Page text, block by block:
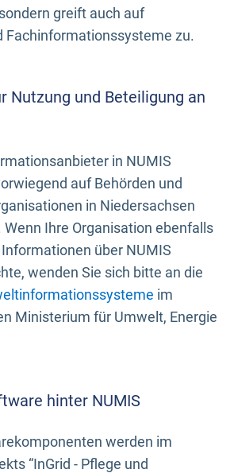
greift auch auf
Fachinformationssysteme zu.
Nutzung und Beteiligung an
in NUMIS
auf Behörden und
in Niedersachsen
Ihre Organisation ebenfalls
über NUMIS
wenden Sie sich bitte an die
im
Ministerium für Umwelt, Energie
hinter NUMIS
werden im
“InGrid - Pflege und